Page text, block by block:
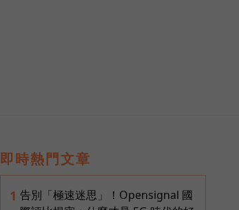
即時熱門文章
1 告別「極速迷思」！Opensignal 國